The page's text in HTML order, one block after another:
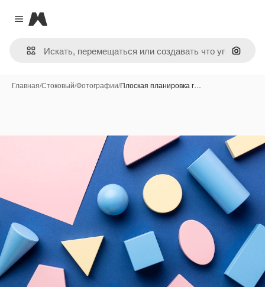
Close menu
Magnific
Поиск
Главная/Стоковый/Фотографии/Плоская планировка г…